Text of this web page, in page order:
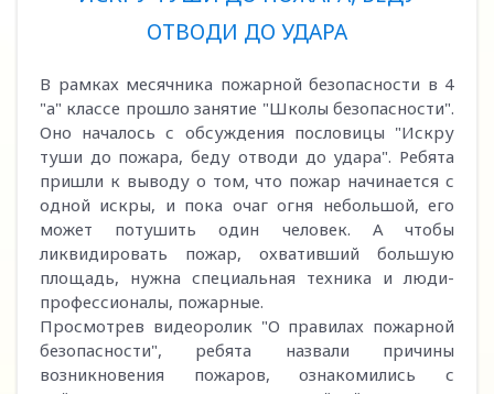
ОТВОДИ ДО УДАРА
В рамках месячника пожарной безопасности в 4
"а" классе прошло занятие "Школы безопасности".
Оно началось с обсуждения пословицы "Искру
туши до пожара, беду отводи до удара". Ребята
пришли к выводу о том, что пожар начинается с
одной искры, и пока очаг огня небольшой, его
может потушить один человек. А чтобы
ликвидировать пожар, охвативший большую
площадь, нужна специальная техника и люди-
профессионалы, пожарные.
Просмотрев видеоролик "О правилах пожарной
безопасности", ребята назвали причины
возникновения пожаров, ознакомились с